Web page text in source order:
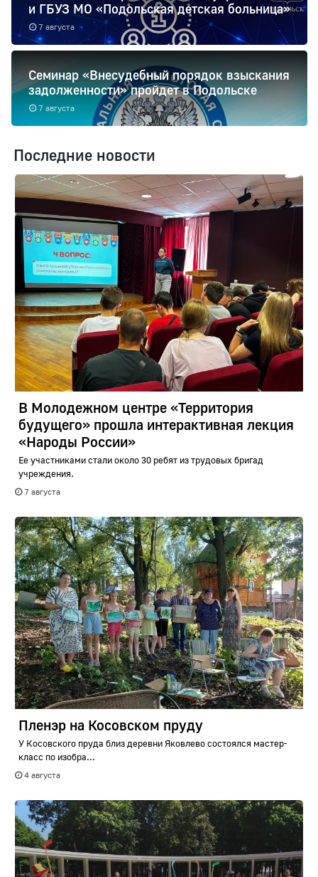
7 августа
и ГБУЗ МО «Подольская детская больница»
7 августа
Семинар «Внесудебный порядок взыскания
задолженности» пройдет в Подольске
Последние новости
В Молодежном центре «Территория
будущего» прошла интерактивная лекция
«Народы России»
Ее участниками стали около 30 ребят из трудовых бригад
учреждения.
7 августа
Пленэр на Косовском пруду
У Косовского пруда близ деревни Яковлево состоялся мастер-
класс по изобра...
4 августа